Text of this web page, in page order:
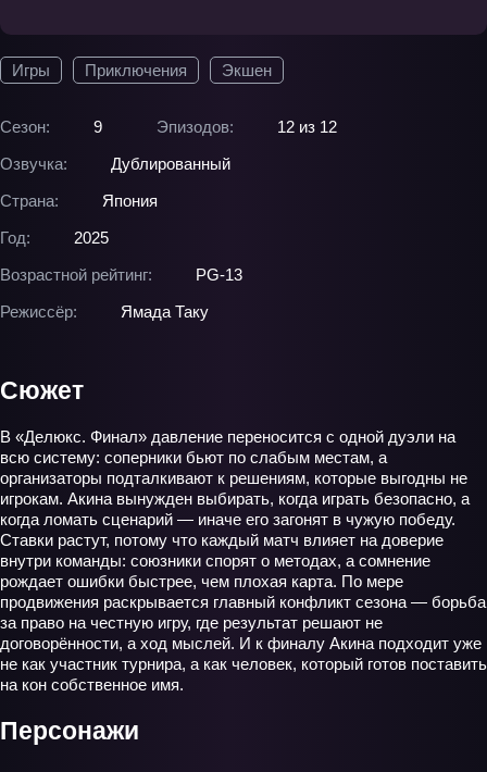
Игры Приключения Экшен
Сезон: 9 Эпизодов:
12 из 12
Озвучка:
Дублированный
Страна:
Япония
Год:
2025
Возрастной рейтинг:
PG-13
Режиссёр:
Ямада Таку
Сюжет
В «Делюкс. Финал» давление переносится с одной дуэли на
всю систему: соперники бьют по слабым местам, а
организаторы подталкивают к решениям, которые выгодны не
игрокам. Акина вынужден выбирать, когда играть безопасно, а
когда ломать сценарий — иначе его загонят в чужую победу.
Ставки растут, потому что каждый матч влияет на доверие
внутри команды: союзники спорят о методах, а сомнение
рождает ошибки быстрее, чем плохая карта. По мере
продвижения раскрывается главный конфликт сезона — борьба
за право на честную игру, где результат решают не
договорённости, а ход мыслей. И к финалу Акина подходит уже
не как участник турнира, а как человек, который готов поставить
на кон собственное имя.
Персонажи